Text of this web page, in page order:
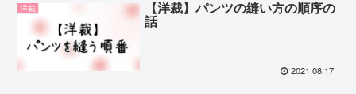
洋裁 【洋裁】パンツの縫い方の順序の
話
2021.08.17